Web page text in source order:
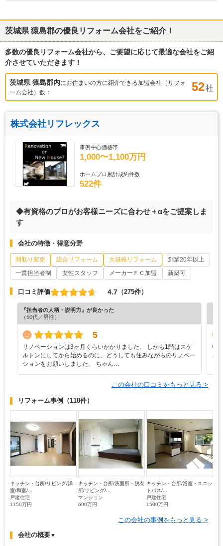
茨城県 猿島郡の優良リフォーム会社をご紹介！
多数の優良リフォーム会社から、ご要望に応じて最適な会社をご紹
介させていただきます！
茨城県 猿島郡内にお住まいの方に紹介できる加盟会社（リフォ
ーム会社）数：
52社
株式会社リフレックス
事例中心価格帯
1,000〜1,100万円
ホームプロ累計成約件数
522件
◆有資格のプロがお客様ニーズに合わせ＋αをご提案しま
す
会社の特徴・得意分野
間取り変更 総合リフォーム 大規模リフォーム
創業20年以上
一貫担当者制
女性スタッフ メーカーＦＣ加盟 新築可
口コミ評価 4.7 （275件）
『担当者の人柄・説明力』が良かった
（50代／男性）
5
リノベーションは3ヶ月くらいかかりました。 しかも1階はスケ
ルトンにしてから始めるのに、どうしても住みながらのリノベー
ションをお願いしました。 ちゃん…
中
さ
この会社の口コミをもっと見る >
リフォーム事例 （118件）
キッチン・台所/リビング/洋
室/和室/...
戸建住宅
1150万円
キッチン・台所/洗面所・脱衣
所/リビング/...
マンション
600万円
キッチン・台所/浴室・ユニッ
トバス/...
戸建住宅
1500万円
この会社の事例をもっと見る >
会社の概要▼